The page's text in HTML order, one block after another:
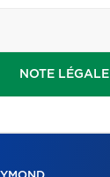
NOTE LÉGALE